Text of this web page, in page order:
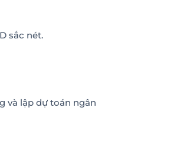
sắc nét.
và lập dự toán ngân